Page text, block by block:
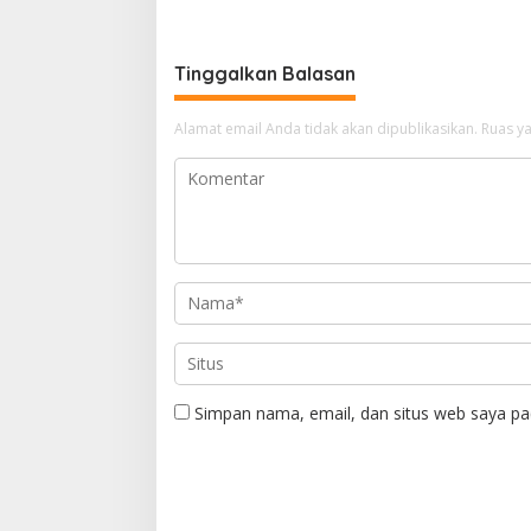
Tinggalkan Balasan
Alamat email Anda tidak akan dipublikasikan. Ruas
Simpan nama, email, dan situs web saya